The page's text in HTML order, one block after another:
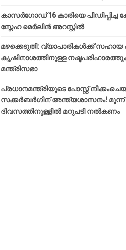
കാസർഗോഡ് 16 കാരിയെ പീഡിപ്പിച്ച
സ്നേഹ മെർലിൻ അറസ്റ്റിൽ
മഴക്കെടുതി: വ്യാപാരികൾക്ക് സഹായ
കൃഷിനാശത്തിനുള്ള നഷ്ടപരിഹാരത്തുക
മന്ത്രിസഭാ
പ്രധാനമന്ത്രിയുടെ പോസ്റ്റ്
സക്കർബർഗിന് അന്ത്യശാസനം! മൂന്ന്
ദിവസത്തിനുള്ളില്‍ മറുപടി നല്‍കണം